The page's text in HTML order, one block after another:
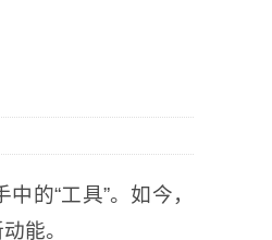
的“工具”。如今，
能。